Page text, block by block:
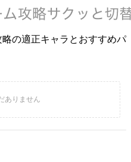
略の適正キャラとおすすめパ